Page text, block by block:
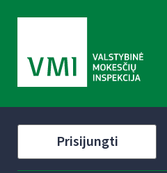
Prisijungti